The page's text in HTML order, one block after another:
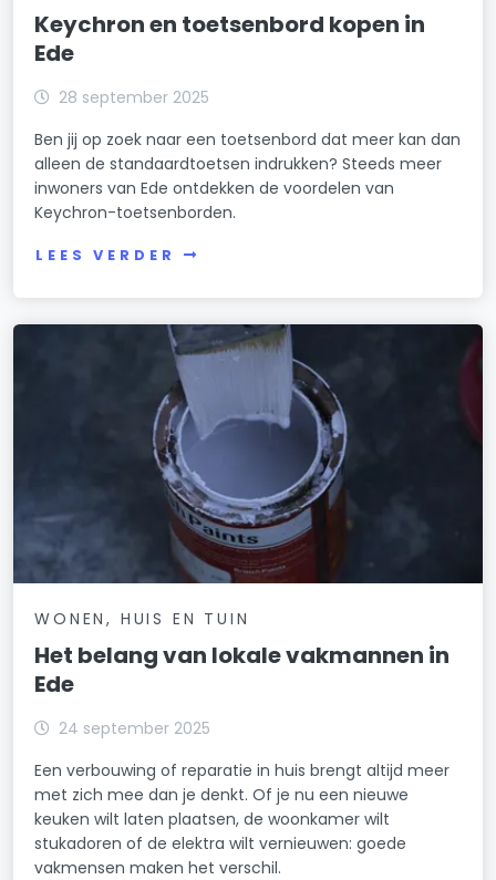
Keychron en toetsenbord kopen in
Ede
28 september 2025
Ben jij op zoek naar een toetsenbord dat meer kan dan
alleen de standaardtoetsen indrukken? Steeds meer
inwoners van Ede ontdekken de voordelen van
Keychron-toetsenborden.
LEES VERDER
WONEN, HUIS EN TUIN
Het belang van lokale vakmannen in
Ede
24 september 2025
Een verbouwing of reparatie in huis brengt altijd meer
met zich mee dan je denkt. Of je nu een nieuwe
keuken wilt laten plaatsen, de woonkamer wilt
stukadoren of de elektra wilt vernieuwen: goede
vakmensen maken het verschil.